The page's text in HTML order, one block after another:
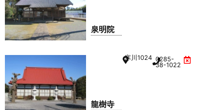
泉明院
龍樹寺
寒川1024 0285-
38-1022